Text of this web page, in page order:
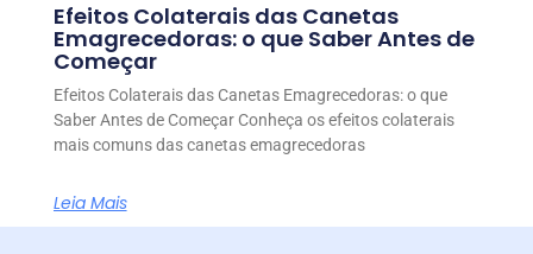
Efeitos Colaterais das Canetas
Emagrecedoras: o que Saber Antes de
Começar
Efeitos Colaterais das Canetas Emagrecedoras: o que
Saber Antes de Começar Conheça os efeitos colaterais
mais comuns das canetas emagrecedoras
Leia Mais